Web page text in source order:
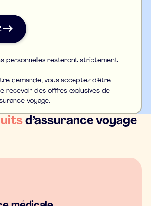
ENVOYER
personnelles resteront strictement
demande, vous acceptez d'être
recevoir des offres exclusives de
voyage.
d’assurance voyage